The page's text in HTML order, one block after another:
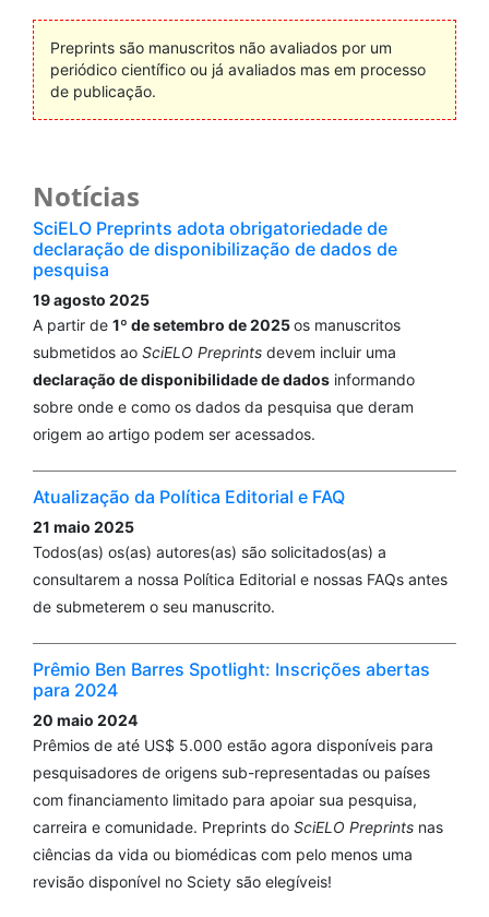
Preprints são manuscritos não avaliados por um
periódico científico ou já avaliados mas em processo
de publicação.
Notícias
SciELO Preprints adota obrigatoriedade de
declaração de disponibilização de dados de
pesquisa
19 agosto 2025
A partir de 1º de setembro de 2025os manuscritos
submetidos ao SciELO Preprints devem incluir uma
declaração de disponibilidade de dados informando
sobre onde e como os dados da pesquisa que deram
origem ao artigo podem ser acessados.
Atualização da Política Editorial e FAQ
21 maio 2025
Todos(as) os(as) autores(as) são solicitados(as) a
consultarem a nossa Política Editorial e nossas FAQs antes
de submeterem o seu manuscrito.
Prêmio Ben Barres Spotlight: Inscrições abertas
para 2024
20 maio 2024
Prêmios de até US$ 5.000 estão agora disponíveis para
pesquisadores de origens sub-representadas ou países
com financiamento limitado para apoiar sua pesquisa,
carreira e comunidade. Preprints do SciELO Preprints nas
ciências da vida ou biomédicas com pelo menos uma
revisão disponível no Sciety são elegíveis!